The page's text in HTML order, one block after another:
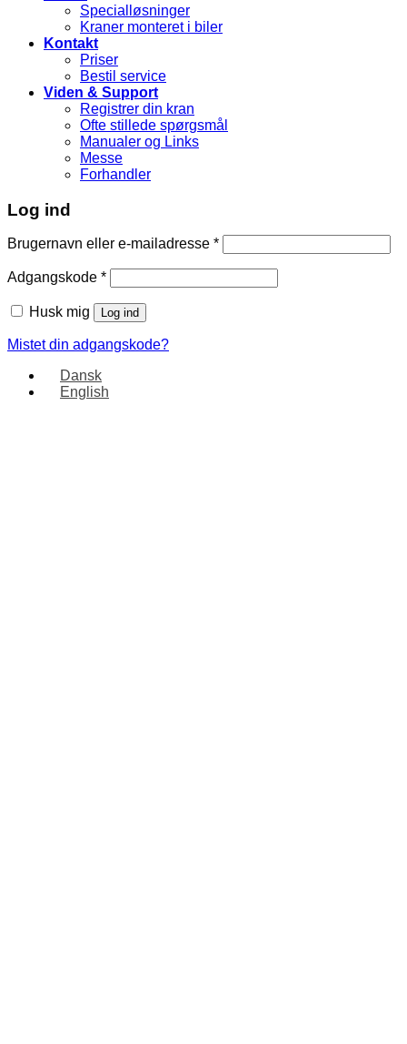
Specialløsninger
Kraner monteret i biler
Kontakt
Priser
Bestil service
Viden & Support
Registrer din kran
Ofte stillede spørgsmål
Manualer og Links
Messe
Forhandler
Log ind
Brugernavn eller e-mailadresse *
Adgangskode *
Husk mig Log ind
Mistet din adgangskode?
Dansk
English